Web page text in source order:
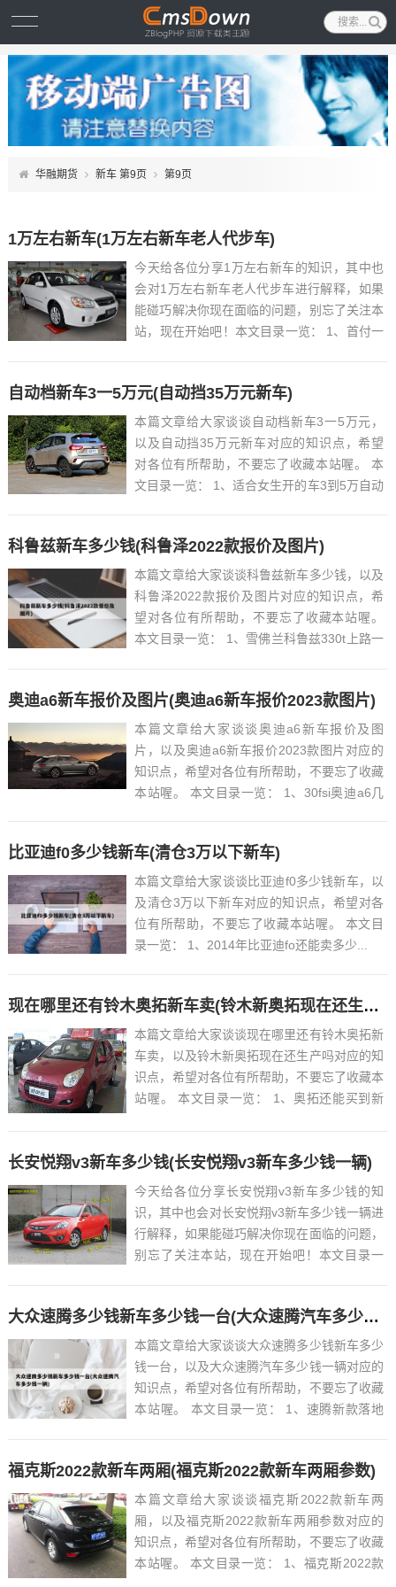
华融期货 新车 第9页 第9页
1万左右新车(1万左右新车老人代步车)
今天给各位分享1万左右新车的知识，其中也
会对1万左右新车老人代步车进行解释，如果
能碰巧解决你现在面临的问题，别忘了关注本
站，现在开始吧！本文目录一览： 1、首付一
自动档新车3一5万元(自动挡35万元新车)
本篇文章给大家谈谈自动档新车3一5万元，
以及自动挡35万元新车对应的知识点，希望
对各位有所帮助，不要忘了收藏本站喔。 本
文目录一览： 1、适合女生开的车3到5万自动
科鲁兹新车多少钱(科鲁泽2022款报价及图片)
本篇文章给大家谈谈科鲁兹新车多少钱，以及
科鲁泽2022款报价及图片对应的知识点，希
望对各位有所帮助，不要忘了收藏本站喔。
本文目录一览： 1、雪佛兰科鲁兹330t上路一
奥迪a6新车报价及图片(奥迪a6新车报价2023款图片)
本篇文章给大家谈谈奥迪a6新车报价及图
片，以及奥迪a6新车报价2023款图片对应的
知识点，希望对各位有所帮助，不要忘了收藏
本站喔。 本文目录一览： 1、30fsi奥迪a6几
比亚迪f0多少钱新车(清仓3万以下新车)
本篇文章给大家谈谈比亚迪f0多少钱新车，以
及清仓3万以下新车对应的知识点，希望对各
位有所帮助，不要忘了收藏本站喔。 本文目
录一览： 1、2014年比亚迪fo还能卖多少...
现在哪里还有铃木奥拓新车卖(铃木新奥拓现在还生产吗)
本篇文章给大家谈谈现在哪里还有铃木奥拓新
车卖，以及铃木新奥拓现在还生产吗对应的知
识点，希望对各位有所帮助，不要忘了收藏本
站喔。 本文目录一览： 1、奥拓还能买到新
长安悦翔v3新车多少钱(长安悦翔v3新车多少钱一辆)
今天给各位分享长安悦翔v3新车多少钱的知
识，其中也会对长安悦翔v3新车多少钱一辆进
行解释，如果能碰巧解决你现在面临的问题，
别忘了关注本站，现在开始吧！本文目录一
大众速腾多少钱新车多少钱一台(大众速腾汽车多少钱一辆)
本篇文章给大家谈谈大众速腾多少钱新车多少
钱一台，以及大众速腾汽车多少钱一辆对应的
知识点，希望对各位有所帮助，不要忘了收藏
本站喔。 本文目录一览： 1、速腾新款落地
福克斯2022款新车两厢(福克斯2022款新车两厢参数)
本篇文章给大家谈谈福克斯2022款新车两
厢，以及福克斯2022款新车两厢参数对应的
知识点，希望对各位有所帮助，不要忘了收藏
本站喔。 本文目录一览： 1、福克斯2022款